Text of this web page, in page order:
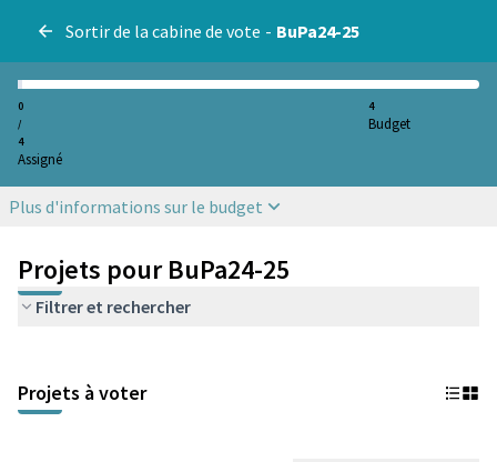
Sortir de la cabine de vote - BuPa24-25
0
/
4
Assigné
4
Budget
Plus d'informations sur le budget
Projets pour BuPa24-25
Filtrer et rechercher
Projets à voter